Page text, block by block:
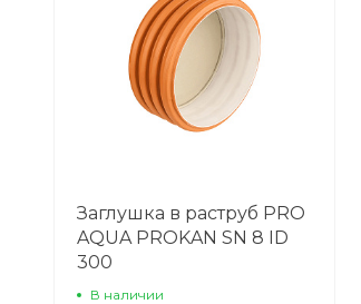
Заглушка в раструб PRO
AQUA PROKAN SN 8 ID
300
В наличии